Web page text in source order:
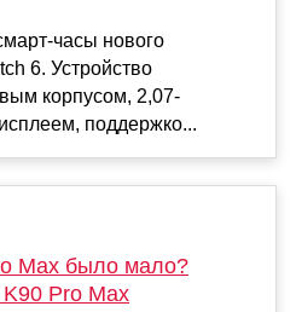
часы нового
6. Устройство
корпусом, 2,07-
поддержко...
Max было мало?
Pro Max